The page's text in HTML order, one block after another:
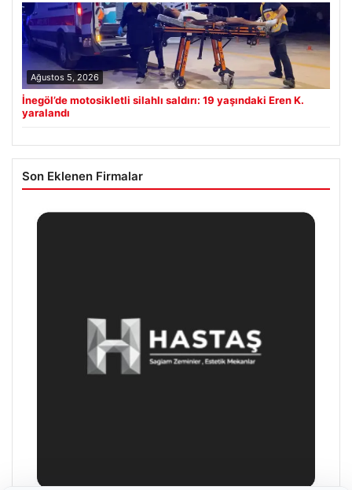
Ağustos 5, 2026
İnegöl’de motosikletli silahlı saldırı: 19 yaşındaki Eren K.
yaralandı
Son Eklenen Firmalar